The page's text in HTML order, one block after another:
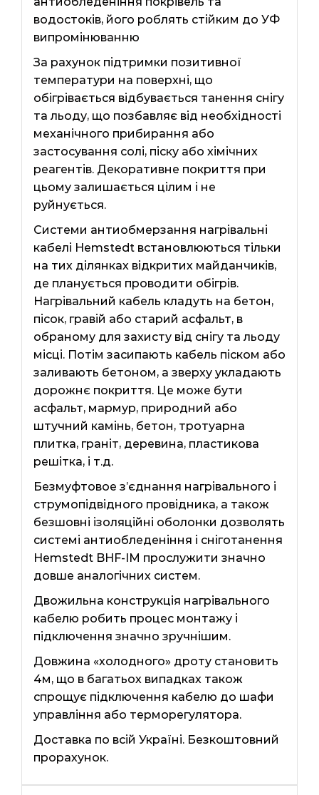
водостоків, його роблять стійким до УФ
випромінюванню
За рахунок підтримки позитивної
температури на поверхні, що
обігрівається відбувається танення снігу
та льоду, що позбавляє від необхідності
механічного прибирання або
застосування солі, піску або хімічних
реагентів. Декоративне покриття при
цьому залишається цілим і не
руйнується.
Системи антиобмерзання нагрівальні
кабелі Hemstedt встановлюються тільки
на тих ділянках відкритих майданчиків,
де планується проводити обігрів.
Нагрівальний кабель кладуть на бетон,
пісок, гравій або старий асфальт, в
обраному для захисту від снігу та льоду
місці. Потім засипають кабель піском або
заливають бетоном, а зверху укладають
дорожнє покриття. Це може бути
асфальт, мармур, природний або
штучний камінь, бетон, тротуарна
плитка, граніт, деревина, пластикова
решітка, і т.д.
Безмуфтовое з’єднання нагрівального і
струмопідвідного провідника, а також
безшовні ізоляційні оболонки дозволять
системі антиобледеніння і сніготанення
Hemstedt BHF-IM прослужити значно
довше аналогічних систем.
Двожильна конструкція нагрівального
кабелю робить процес монтажу і
підключення значно зручнішим.
Довжина «холодного» дроту становить
4м, що в багатьох випадках також
спрощує підключення кабелю до шафи
управління або терморегулятора.
Доставка по всій Україні. Безкоштовний
прорахунок.